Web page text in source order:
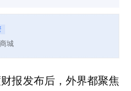
城
报发布后，外界都聚焦